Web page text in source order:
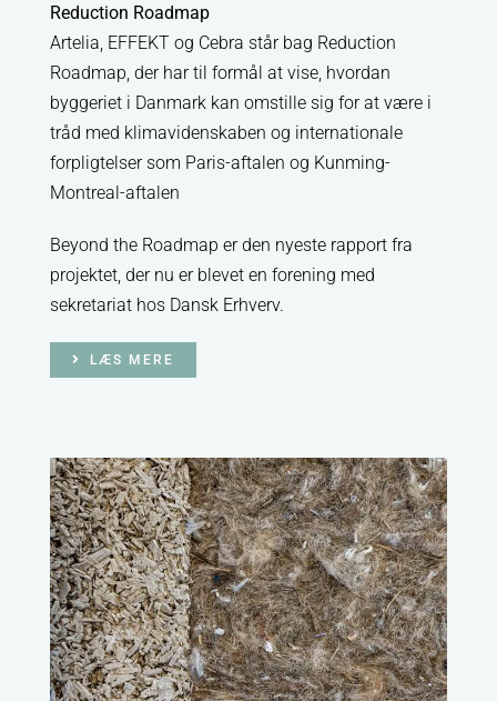
Reduction Roadmap
Artelia, EFFEKT og Cebra står bag Reduction
Roadmap, der har til formål at vise, hvordan
byggeriet i Danmark kan omstille sig for at være i
tråd med klimavidenskaben og internationale
forpligtelser som Paris-aftalen og Kunming-
Montreal-aftalen
Beyond the Roadmap er den nyeste rapport fra
projektet, der nu er blevet en forening med
sekretariat hos Dansk Erhverv.
LÆS MERE